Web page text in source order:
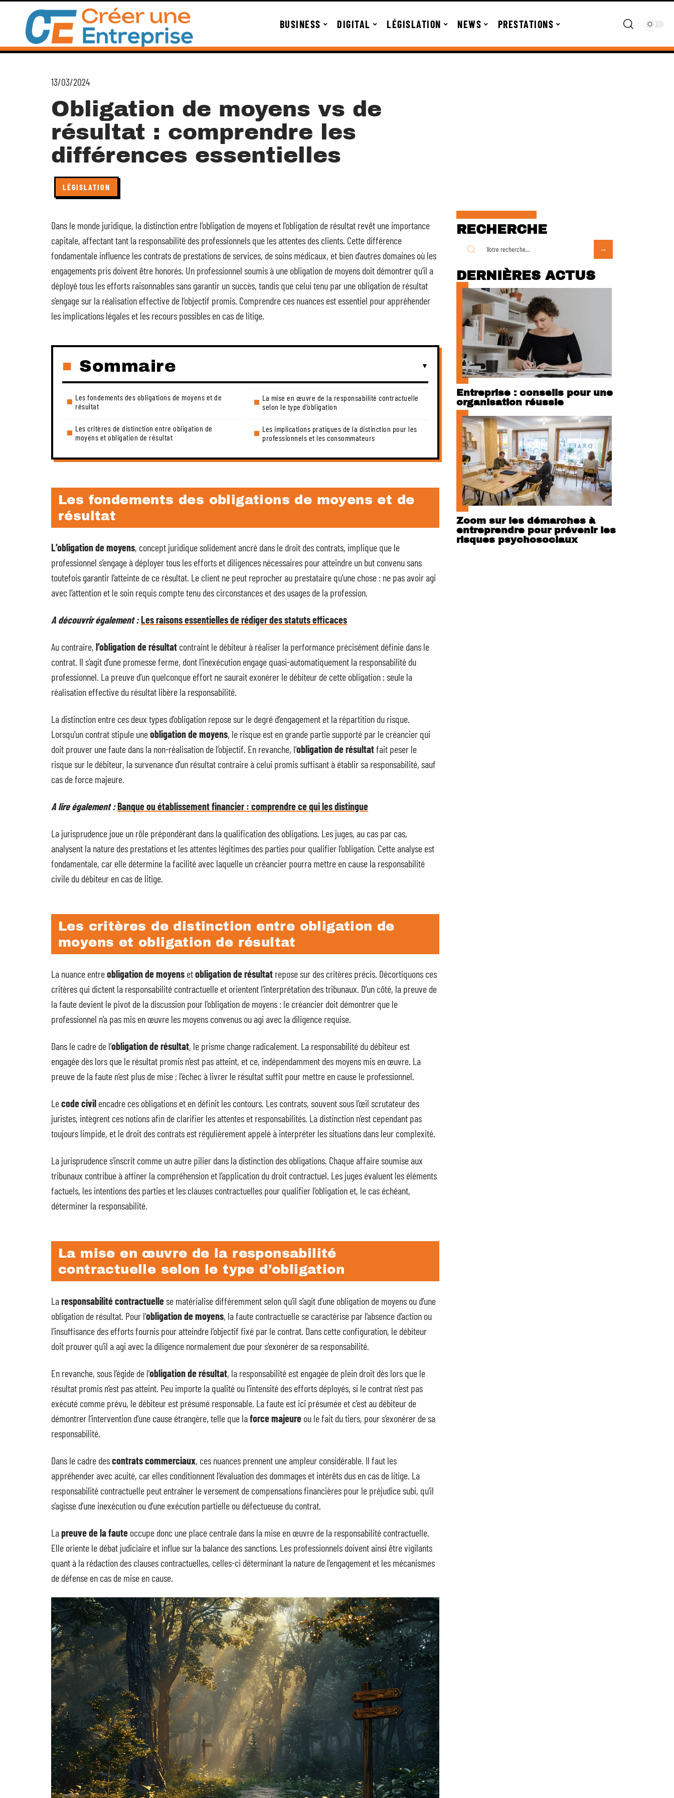
BUSINESS DIGITAL LÉGISLATION NEWS PRESTATIONS
13/03/2024
Obligation de moyens vs de
résultat : comprendre les
différences essentielles
LÉGISLATION
Dans le monde juridique, la distinction entre l’obligation de moyens et l’obligation de résultat revêt une importance
capitale, affectant tant la responsabilité des professionnels que les attentes des clients. Cette différence
fondamentale influence les contrats de prestations de services, de soins médicaux, et bien d’autres domaines où les
engagements pris doivent être honorés. Un professionnel soumis à une obligation de moyens doit démontrer qu’il a
déployé tous les efforts raisonnables sans garantir un succès, tandis que celui tenu par une obligation de résultat
s’engage sur la réalisation effective de l’objectif promis. Comprendre ces nuances est essentiel pour appréhender
les implications légales et les recours possibles en cas de litige.
Sommaire
Les fondements des obligations de moyens et de
résultat
Les critères de distinction entre obligation de
moyens et obligation de résultat
La mise en œuvre de la responsabilité contractuelle
selon le type d’obligation
Les implications pratiques de la distinction pour les
professionnels et les consommateurs
Les fondements des obligations de moyens et de
résultat
L’obligation de moyens, concept juridique solidement ancré dans le droit des contrats, implique que le
professionnel s’engage à déployer tous les efforts et diligences nécessaires pour atteindre un but convenu sans
toutefois garantir l’atteinte de ce résultat. Le client ne peut reprocher au prestataire qu’une chose : ne pas avoir agi
avec l’attention et le soin requis compte tenu des circonstances et des usages de la profession.
A découvrir également :Les raisons essentielles de rédiger des statuts efficaces
Au contraire, l’obligation de résultat contraint le débiteur à réaliser la performance précisément définie dans le
contrat. Il s’agit d’une promesse ferme, dont l’inexécution engage quasi-automatiquement la responsabilité du
professionnel. La preuve d’un quelconque effort ne saurait exonérer le débiteur de cette obligation ; seule la
réalisation effective du résultat libère la responsabilité.
La distinction entre ces deux types d’obligation repose sur le degré d’engagement et la répartition du risque.
Lorsqu’un contrat stipule uneobligation de moyens, le risque est en grande partie supporté par le créancier qui
doit prouver une faute dans la non-réalisation de l’objectif. En revanche, l’obligation de résultatfait peser le
risque sur le débiteur, la survenance d’un résultat contraire à celui promis suffisant à établir sa responsabilité, sauf
cas de force majeure.
A lire également :Banque ou établissement financier : comprendre ce qui les distingue
La jurisprudence joue un rôle prépondérant dans la qualification des obligations. Les juges, au cas par cas,
analysent la nature des prestations et les attentes légitimes des parties pour qualifier l’obligation. Cette analyse est
fondamentale, car elle détermine la facilité avec laquelle un créancier pourra mettre en cause la responsabilité
civile du débiteur en cas de litige.
Les critères de distinction entre obligation de
moyens et obligation de résultat
La nuance entreobligation de moyens etobligation de résultat repose sur des critères précis. Décortiquons ces
critères qui dictent la responsabilité contractuelle et orientent l’interprétation des tribunaux. D’un côté, la preuve de
la faute devient le pivot de la discussion pour l’obligation de moyens : le créancier doit démontrer que le
professionnel n’a pas mis en œuvre les moyens convenus ou agi avec la diligence requise.
Dans le cadre de l’obligation de résultat, le prisme change radicalement. La responsabilité du débiteur est
engagée dès lors que le résultat promis n’est pas atteint, et ce, indépendamment des moyens mis en œuvre. La
preuve de la faute n’est plus de mise ; l’échec à livrer le résultat suffit pour mettre en cause le professionnel.
Lecode civil encadre ces obligations et en définit les contours. Les contrats, souvent sous l’œil scrutateur des
juristes, intègrent ces notions afin de clarifier les attentes et responsabilités. La distinction n’est cependant pas
toujours limpide, et le droit des contrats est régulièrement appelé à interpréter les situations dans leur complexité.
La jurisprudence s’inscrit comme un autre pilier dans la distinction des obligations. Chaque affaire soumise aux
tribunaux contribue à affiner la compréhension et l’application du droit contractuel. Les juges évaluent les éléments
factuels, les intentions des parties et les clauses contractuelles pour qualifier l’obligation et, le cas échéant,
déterminer la responsabilité.
La mise en œuvre de la responsabilité
contractuelle selon le type d’obligation
Laresponsabilité contractuellese matérialise différemment selon qu’il s’agit d’une obligation de moyens ou d’une
obligation de résultat. Pour l’obligation de moyens, la faute contractuelle se caractérise par l’absence d’action ou
l’insuffisance des efforts fournis pour atteindre l’objectif fixé par le contrat. Dans cette configuration, le débiteur
doit prouver qu’il a agi avec la diligence normalement due pour s’exonérer de sa responsabilité.
En revanche, sous l’égide de l’obligation de résultat, la responsabilité est engagée de plein droit dès lors que le
résultat promis n’est pas atteint. Peu importe la qualité ou l’intensité des efforts déployés, si le contrat n’est pas
exécuté comme prévu, le débiteur est présumé responsable. La faute est ici présumée et c’est au débiteur de
démontrer l’intervention d’une cause étrangère, telle que laforce majeure ou le fait du tiers, pour s’exonérer de sa
responsabilité.
Dans le cadre descontrats commerciaux, ces nuances prennent une ampleur considérable. Il faut les
appréhender avec acuité, car elles conditionnent l’évaluation des dommages et intérêts dus en cas de litige. La
responsabilité contractuelle peut entraîner le versement de compensations financières pour le préjudice subi, qu’il
s’agisse d’une inexécution ou d’une exécution partielle ou défectueuse du contrat.
Lapreuve de la faute occupe donc une place centrale dans la mise en œuvre de la responsabilité contractuelle.
Elle oriente le débat judiciaire et influe sur la balance des sanctions. Les professionnels doivent ainsi être vigilants
quant à la rédaction des clauses contractuelles, celles-ci déterminant la nature de l’engagement et les mécanismes
de défense en cas de mise en cause.
RECHERCHE
DERNIÈRES ACTUS
Entreprise : conseils pour une
organisation réussie
Zoom sur les démarches à
entreprendre pour prévenir les
risques psychosociaux